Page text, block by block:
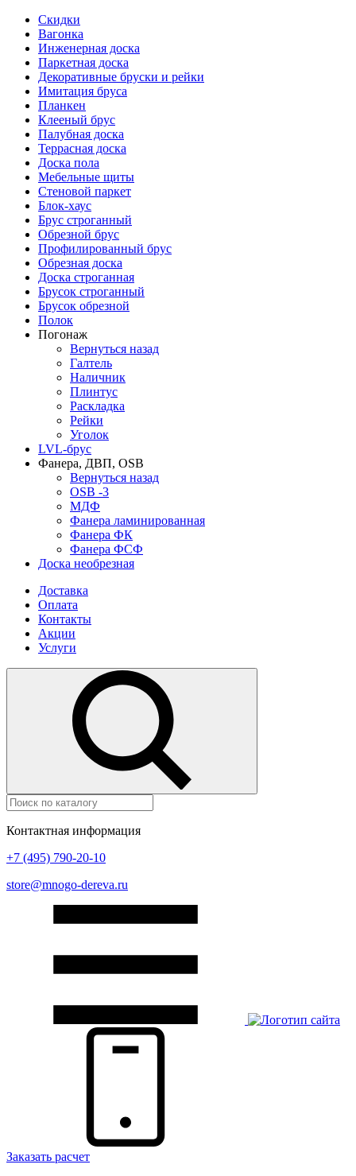
Скидки
Вагонка
Инженерная доска
Паркетная доска
Декоративные бруски и рейки
Имитация бруса
Планкен
Клееный брус
Палубная доска
Террасная доска
Доска пола
Мебельные щиты
Стеновой паркет
Блок-хаус
Брус строганный
Обрезной брус
Профилированный брус
Обрезная доска
Доска строганная
Брусок строганный
Брусок обрезной
Полок
Погонаж
Вернуться назад
Галтель
Наличник
Плинтус
Раскладка
Рейки
Уголок
LVL-брус
Фанера, ДВП, OSB
Вернуться назад
OSB -3
МДФ
Фанера ламинированная
Фанера ФК
Фанера ФСФ
Доска необрезная
Доставка
Оплата
Контакты
Акции
Услуги
Контактная информация
+7 (495) 790-20-10
store@mnogo-dereva.ru
Заказать расчет